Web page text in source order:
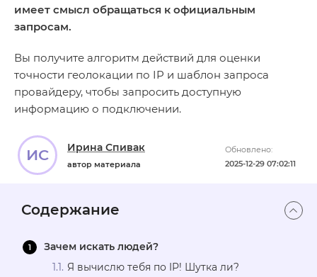
имеет смысл обращаться к официальным
запросам.
Вы получите алгоритм действий для оценки
точности геолокации по IP и шаблон запроса
провайдеру, чтобы запросить доступную
информацию о подключении.
Обновлено:
2025-12-29 07:02:11
ИС Ирина Спивак
автор материала
Содержание
Зачем искать людей?
Я вычислю тебя по IP! Шутка ли?